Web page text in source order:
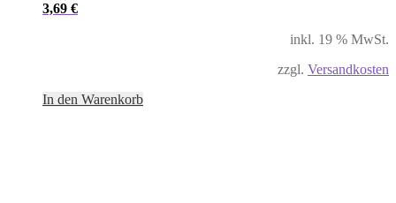
3,69 €
inkl. 19 % MwSt.
zzgl. Versandkosten
In den Warenkorb